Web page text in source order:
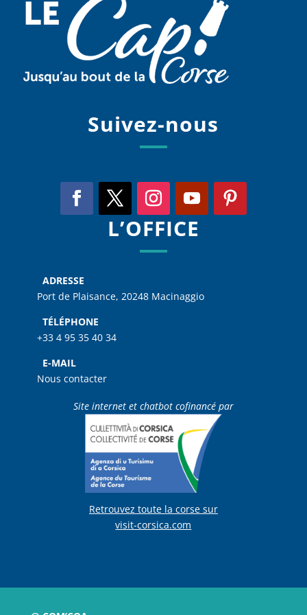
Suivez-nous
L’OFFICE
ADRESSE
Port de Plaisance, 20248 Macinaggio
TÉLÉPHONE
+33 4 95 35 40 34
E-MAIL
Nous contacter
Site internet et chatbot cofinancé par
Retrouvez toute la corse sur
visit-corsica.com